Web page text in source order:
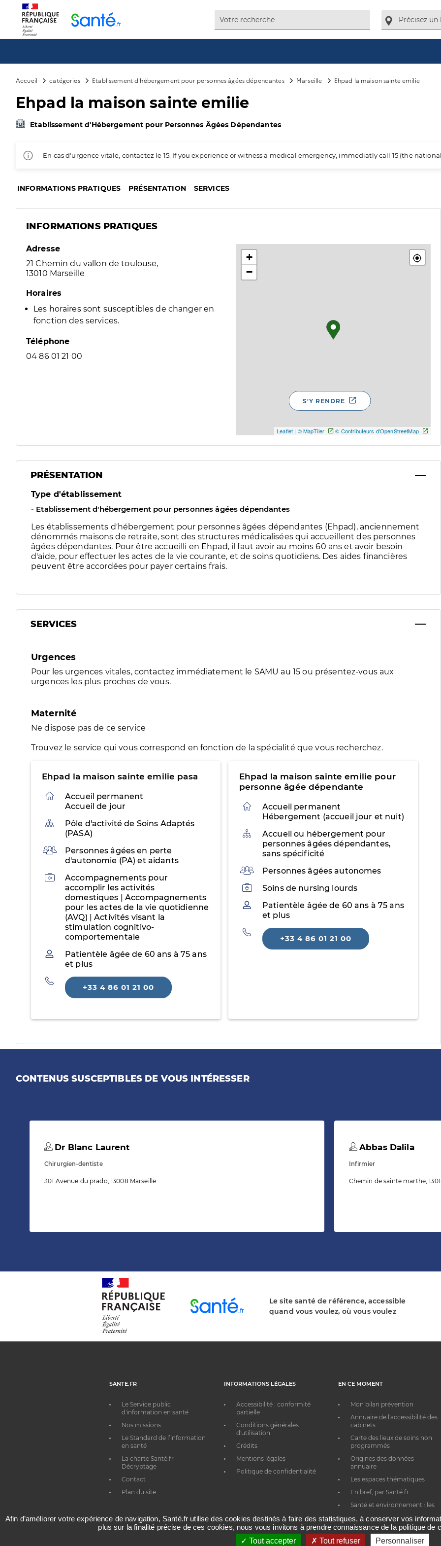
Accueil catégories Etablissement d'hébergement pour personnes âgées dépendantes Marseille Ehpad la maison sainte emilie
Ehpad la maison sainte emilie
Etablissement d'Hébergement pour Personnes Âgées Dépendantes
En cas d'urgence vitale, contactez le 15. If you experience or witness a medical emergency, immediatly call 15 (the
INFORMATIONS PRATIQUES PRÉSENTATION SERVICES
INFORMATIONS PRATIQUES
Adresse
21 Chemin du vallon de toulouse,
13010 Marseille
Horaires
Les horaires sont susceptibles de changer en
fonction des services.
Téléphone
04 86 01 21 00
+
−
Leaflet | © MapTiler © Contributeurs d'OpenStreetMap
S'Y RENDRE
PRÉSENTATION
Type d'établissement
- Etablissement d'hébergement pour personnes âgées dépendantes
Les établissements d'hébergement pour personnes âgées dépendantes (Ehpad), anciennement
dénommés maisons de retraite, sont des structures médicalisées qui accueillent des personnes
âgées dépendantes. Pour être accueilli en Ehpad, il faut avoir au moins 60 ans et avoir besoin
d'aide, pour effectuer les actes de la vie courante, et de soins quotidiens. Des aides financières
peuvent être accordées pour payer certains frais.
SERVICES
Urgences
Pour les urgences vitales, contactez immédiatement le SAMU au 15 ou présentez-vous aux
urgences les plus proches de vous.
Maternité
Ne dispose pas de ce service
Trouvez le service qui vous correspond en fonction de la spécialité que vous recherchez.
Ehpad la maison sainte emilie pasa
Accueil permanent
Accueil de jour
Organisation
Pôle d'activité de Soins Adaptés
(PASA)
PublicPersonnes âgées en perte
d'autonomie (PA) et aidants
ActivitésAccompagnements pour
accomplir les activités
domestiques | Accompagnements
pour les actes de la vie quotidienne
(AVQ) | Activités visant la
stimulation cognitivo-
comportementale
PatientèlePatientèle âgée de 60 ans à 75 ans
et plus
Téléphone
+33 4 86 01 21 00
Ehpad la maison sainte emilie pour
personne âgée dépendante
Accueil permanent
Hébergement (accueil jour et nuit)
Organisation
Accueil ou hébergement pour
personnes âgées dépendantes,
sans spécificité
PublicPersonnes âgées autonomes
ActivitésSoins de nursing lourds
PatientèlePatientèle âgée de 60 ans à 75 ans
et plus
Téléphone
+33 4 86 01 21 00
CONTENUS SUSCEPTIBLES DE VOUS INTÉRESSER
Dr Blanc Laurent
Chirurgien-dentiste
301 Avenue du prado, 13008 Marseille
Abbas Dalila
Infirmier
Chemin de sainte marthe,
Le site santé de référence, accessible
quand vous voulez, où vous voulez
SANTE.FR
Le Service public
d'information en santé
Nos missions
Le Standard de l’information
en santé
La charte Santé.fr
Décryptage
Contact
Plan du site
INFORMATIONS LÉGALES
Accessibilité : conformité
partielle
Conditions générales
d'utilisation
Crédits
Mentions légales
Politique de confidentialité
EN CE MOMENT
Mon bilan prévention
Annuaire de l'accessibilité des
cabinets
Carte des lieux de soins non
programmés
Origines des données
annuaire
Les espaces thématiques
En bref, par Santé.fr
Santé et environnement : les
Panneau de gestion des cookies
Afin d’améliorer votre expérience de navigation, Santé.fr utilise des cookies destinés à faire des statistiques, à conserver vos
plus sur la finalité précise de ces cookies, nous vous invitons à prendre connaissance de la politique de
Tout accepter
Tout refuser Personnaliser